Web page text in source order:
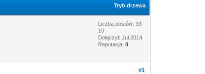
Tryb drzewa
Liczba postów: 33
10
Dołączył: Jul 2014
Reputacja:0
#1